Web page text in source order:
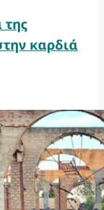
της
καρδιά